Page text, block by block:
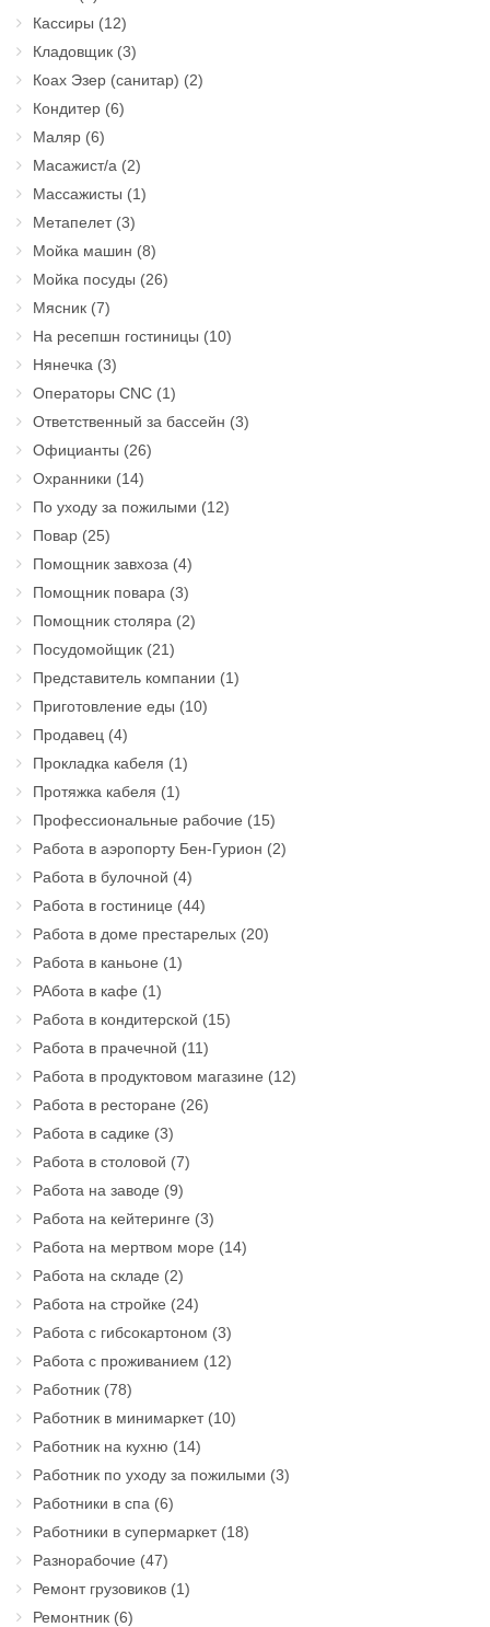
Кассиры (12)
Кладовщик (3)
Коах Эзер (санитар) (2)
Кондитер (6)
Маляр (6)
Масажист/а (2)
Массажисты (1)
Метапелет(3)
Мойка машин (8)
Мойка посуды (26)
Мясник (7)
На ресепшн гостиницы (10)
Нянечка (3)
Операторы CNC (1)
Ответственный за бассейн (3)
Официанты (26)
Охранники (14)
По уходу за пожилыми (12)
Повар (25)
Помощник завхоза (4)
Помощник повара (3)
Помощник столяра (2)
Посудомойщик (21)
Представитель компании (1)
Приготовление еды (10)
Продавец (4)
Прокладка кабеля (1)
Протяжка кабеля (1)
Профессиональные рабочие (15)
Работа в аэропорту Бен-Гурион (2)
Работа в булочной (4)
Работа в гостинице (44)
Работа в доме престарелых (20)
Работа в каньоне (1)
РАбота в кафе (1)
Работа в кондитерской (15)
Работа в прачечной (11)
Работа в продуктовом магазине (12)
Работа в ресторане (26)
Работа в садике (3)
Работа в столовой (7)
Работа на заводе (9)
Работа на кейтеринге (3)
Работа на мертвом море (14)
Работа на складе (2)
Работа на стройке (24)
Работа с гибсокартоном (3)
Работа с проживанием (12)
Работник (78)
Работник в минимаркет(10)
Работник на кухню (14)
Работник по уходу за пожилыми (3)
Работники в спа (6)
Работники в супермаркет(18)
Разнорабочие (47)
Ремонт грузовиков (1)
Ремонтник (6)